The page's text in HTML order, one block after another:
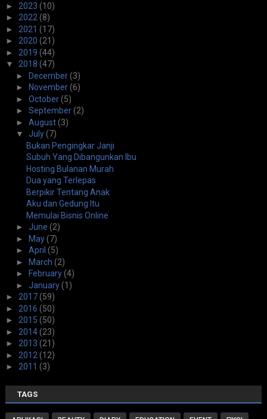
► 2023 (10)
► 2022 (8)
► 2021 (17)
► 2020 (21)
► 2019 (44)
▼ 2018 (47)
► December(3)
►
November(6)
► October(5)
► September(2)
► August(3)
▼ July(7)
Bukan Pengingkar Janji
Subuh Yang Dibangunkan Ibu
Hosting Bulanan Murah
Dua yang Terlepas
Berpikir Tentang Anak
Aku dan Gedung Itu
Memulai Bisnis Online
► June (2)
► May(7)
► April (5)
► March (2)
►
February(4)
► January(1)
► 2017(59)
► 2016 (50)
► 2015 (50)
► 2014(23)
► 2013 (21)
► 2012 (12)
► 2011 (3)
TAGS